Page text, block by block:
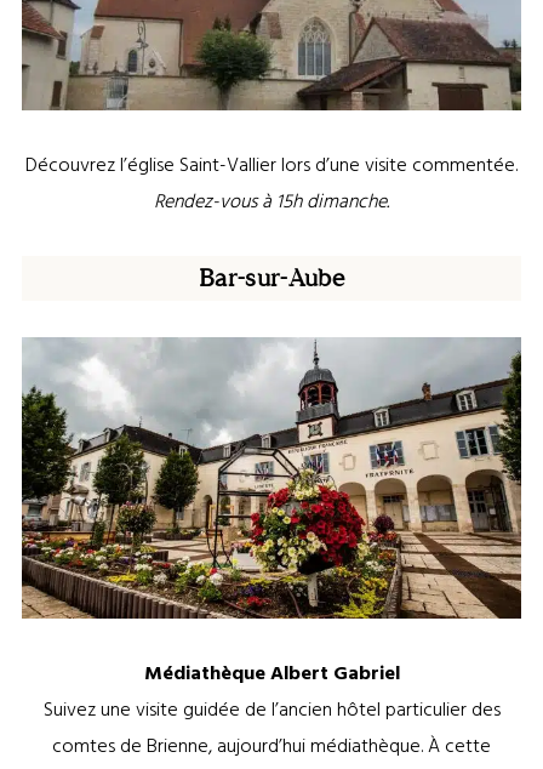
Découvrez l’église Saint-Vallier lors d’une visite commentée.
Rendez-vous à 15h dimanche.
Bar-sur-Aube
Médiathèque Albert Gabriel
Suivez une visite guidée de l’ancien hôtel particulier des
comtes de Brienne, aujourd’hui médiathèque. À cette